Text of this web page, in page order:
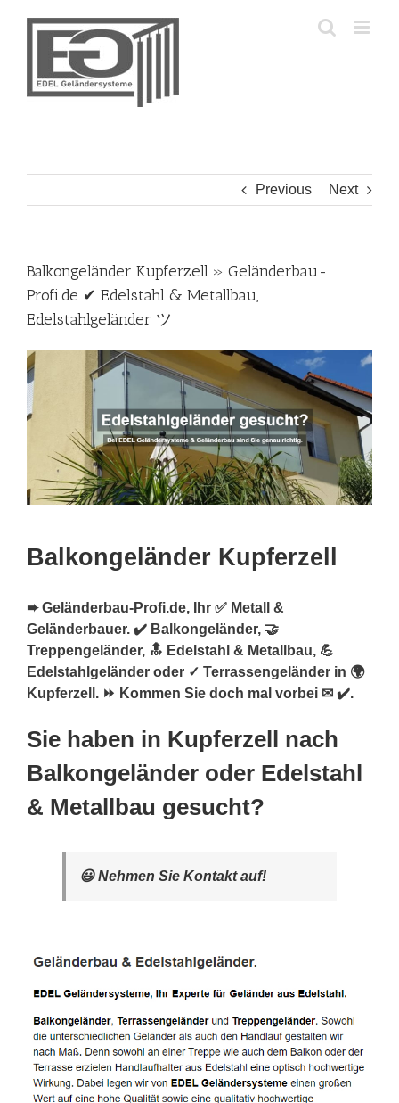
Previous Next
Balkongeländer Kupferzell » Geländerbau-
Profi.de ✔ Edelstahl & Metallbau,
Edelstahlgeländer ツ
Balkongeländer Kupferzell
➨ Geländerbau-Profi.de, Ihr ✅ Metall &
Geländerbauer. ✔️ Balkongeländer, 🤝
Treppengeländer, 🔝 Edelstahl & Metallbau, 💪
Edelstahlgeländer oder ✓ Terrassengeländer in 🌍
Kupferzell. ⏩ Kommen Sie doch mal vorbei ✉ ✔️.
Sie haben in Kupferzell nach
Balkongeländer oder Edelstahl
& Metallbau gesucht?
😃 Nehmen Sie Kontakt auf!